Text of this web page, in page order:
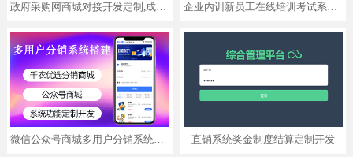
政府采购网商城对接开发定制,成熟产品,低至8000元起 企业内训新员工在线培训考试系统系统开发,支持APP,小程序,H5三端
直销系统奖金制度结算定制开发